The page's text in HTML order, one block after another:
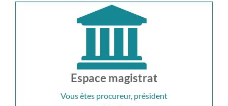
Espace magistrat
Vous êtes procureur, président